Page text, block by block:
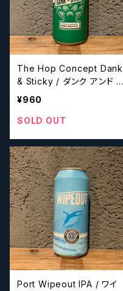
The Hop Concept Dank
& Sticky / ダンク アンド ス
ティッキー【クラフトビール
¥960
SOLD OUT
Port Wipeout IPA / ワイ